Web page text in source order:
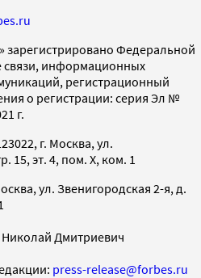
» зарегистрировано Федеральной
связи, информационных
регистрационный
о регистрации: серия Эл №
г.
г. Москва, ул.
15, эт. 4, пом. X, ком. 1
ул. Звенигородская 2-я, д.
Дмитриевич
press-release@forbes.ru